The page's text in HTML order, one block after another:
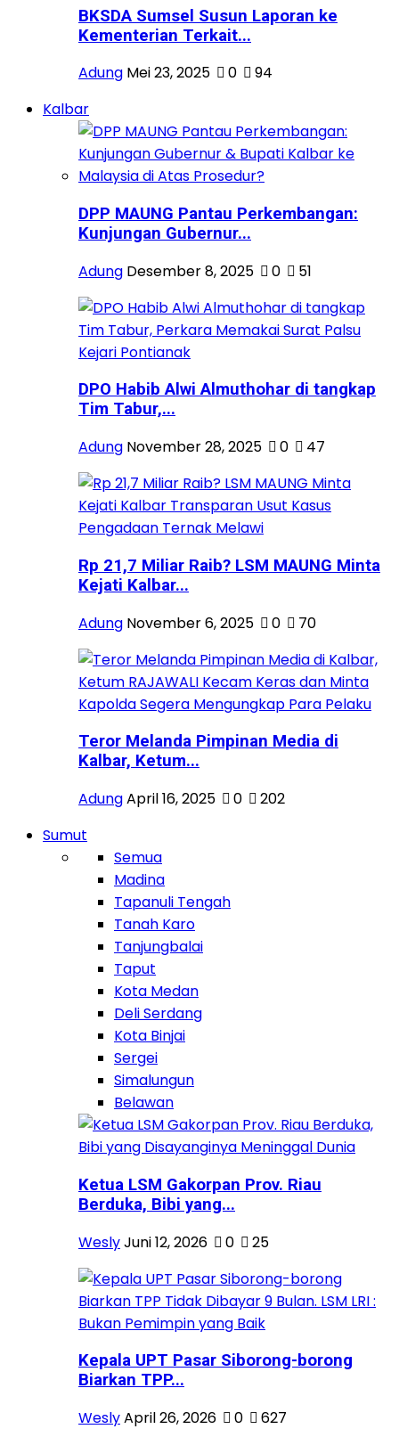
BKSDA Sumsel Susun Laporan ke
Kementerian Terkait...
Adung Mei 23, 2025 0
94
Kalbar
DPP MAUNG Pantau Perkembangan:
Kunjungan Gubernur...
Adung Desember 8, 2025 0 51
DPO Habib Alwi Almuthohar di tangkap
Tim Tabur,...
Adung November 28, 2025 0 47
Rp 21,7 Miliar Raib? LSM MAUNG Minta
Kejati Kalbar...
Adung November 6, 2025 0 70
Teror Melanda Pimpinan Media di
Kalbar, Ketum...
AdungApril 16, 2025 0
202
Sumut
Semua
Madina
Tapanuli Tengah
Tanah Karo
Tanjungbalai
Taput
Kota Medan
Deli Serdang
Kota Binjai
Sergei
Simalungun
Belawan
Ketua LSM Gakorpan Prov. Riau
Berduka, Bibi yang...
WeslyJuni 12, 2026 0 25
Kepala UPT Pasar Siborong-borong
Biarkan TPP...
WeslyApril 26, 2026 0 627